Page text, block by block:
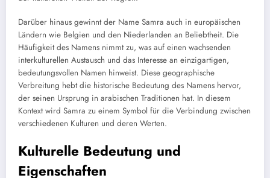
Darüber hinaus gewinnt der Name Samra auch in europäischen
Ländern wie Belgien und den Niederlanden an Beliebtheit. Die
Häufigkeit des Namens nimmt zu, was auf einen wachsenden
interkulturellen Austausch und das Interesse an einzigartigen,
bedeutungsvollen Namen hinweist. Diese geographische
Verbreitung hebt die historische Bedeutung des Namens hervor,
der seinen Ursprung in arabischen Traditionen hat. In diesem
Kontext wird Samra zu einem Symbol für die Verbindung zwischen
verschiedenen Kulturen und deren Werten.
Kulturelle Bedeutung und
Eigenschaften